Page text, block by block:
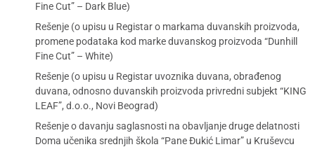
Fine Cut” – Dark Blue)
Rešenje (o upisu u Registar o markama duvanskih proizvoda,
promene podataka kod marke duvanskog proizvoda “Dunhill
Fine Cut” – White)
Rešenje (o upisu u Registar uvoznika duvana, obrađenog
duvana, odnosno duvanskih proizvoda privredni subjekt “KING
LEAF”, d.o.o., Novi Beograd)
Rešenje o davanju saglasnosti na obavljanje druge delatnosti
Doma učenika srednjih škola “Pane Đukić Limar” u Kruševcu